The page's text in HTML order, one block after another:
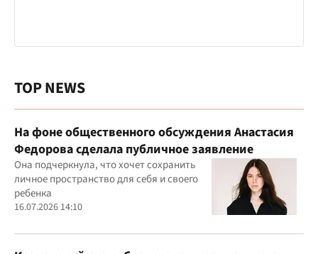
TOP NEWS
На фоне общественного обсуждения Анастасия
Федорова сделала публичное заявление
Она подчеркнула, что хочет сохранить
личное пространство для себя и своего
ребенка
16.07.2026 14:10